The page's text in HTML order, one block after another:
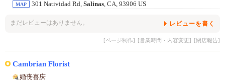
MAP 301 Natividad Rd, Salinas, CA, 93906 US
まだレビューはありません。 レビューを書く
[ページ制作] [営業時間・内容変更] [閉店報告]
Cambrian Florist
婚丧喜庆